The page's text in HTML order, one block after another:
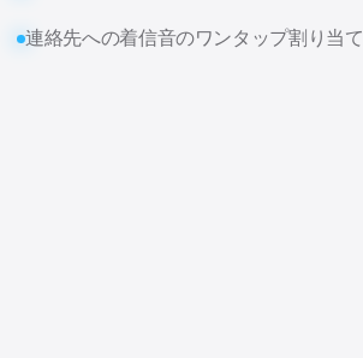
連絡先への着信音のワンタップ割り当て